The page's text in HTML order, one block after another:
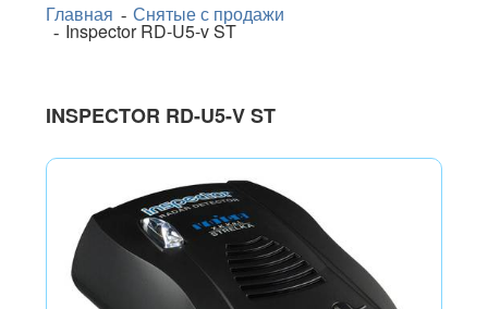
Главная Снятые с продажи
Inspector RD-U5-v ST
INSPECTOR RD-U5-V ST